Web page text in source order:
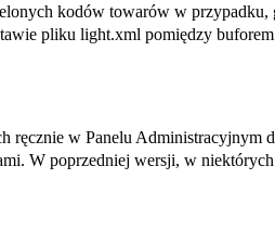
kodów towarów w
pliku light.xml pomiędzy
ręcznie w Panelu Administracyjnym
W poprzedniej wersji, w niektórych